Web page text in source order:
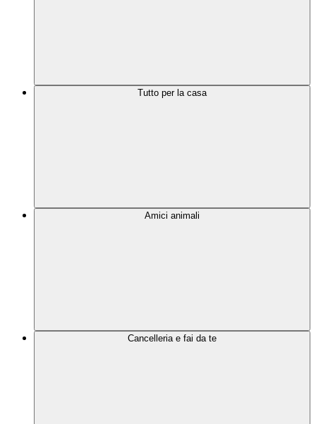
Tutto per la casa
Amici animali
Cancelleria e fai da te